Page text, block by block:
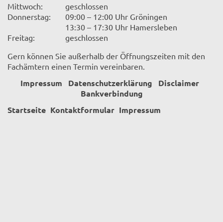
Mittwoch:
geschlossen
Donnerstag:
09:00 – 12:00 Uhr Gröningen
13:30 – 17:30 Uhr Hamersleben
Freitag:
geschlossen
Gern können Sie außerhalb der Öffnungszeiten mit den
Fachämtern einen Termin vereinbaren.
Impressum Datenschutzerklärung
Disclaimer
Bankverbindung
Startseite Kontaktformular Impressum